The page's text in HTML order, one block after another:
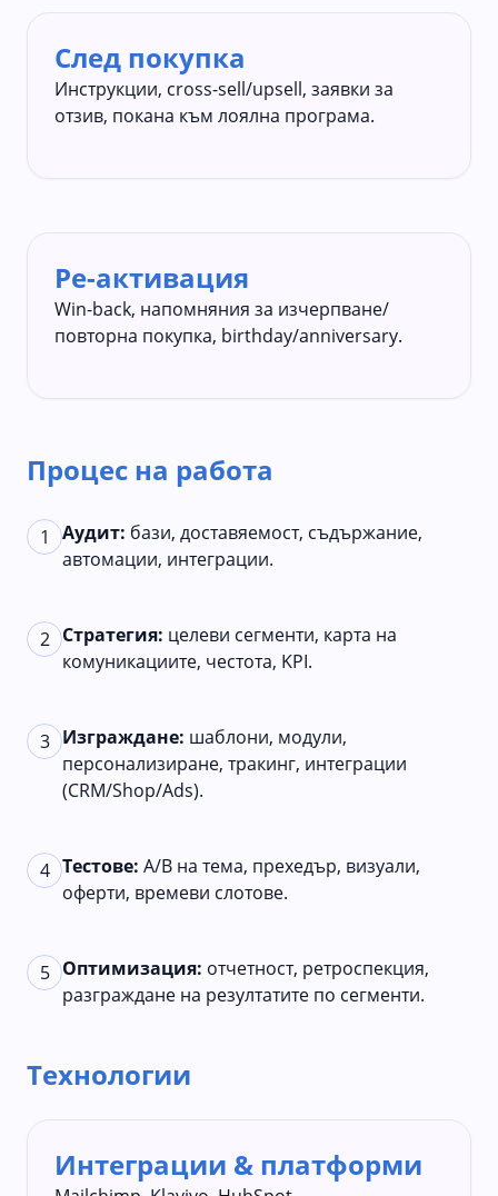
След покупка
Инструкции, cross-sell/upsell, заявки за
отзив, покана към лоялна програма.
Ре-активация
Win-back, напомняния за изчерпване/
повторна покупка, birthday/anniversary.
Процес на работа
1 Аудит: бази, доставяемост, съдържание,
автомации, интеграции.
2 Стратегия: целеви сегменти, карта на
комуникациите, честота, KPI.
3 Изграждане: шаблони, модули,
персонализиране, тракинг, интеграции
(CRM/Shop/Ads).
4 Тестове: A/B на тема, прехедър, визуали,
оферти, времеви слотове.
5 Оптимизация: отчетност, ретроспекция,
разграждане на резултатите по сегменти.
Технологии
Интеграции & платформи